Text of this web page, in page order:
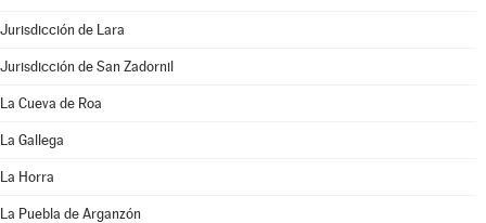
Jurisdicción de Lara
Jurisdicción de San Zadornil
La Cueva de Roa
La Gallega
La Horra
La Puebla de Arganzón